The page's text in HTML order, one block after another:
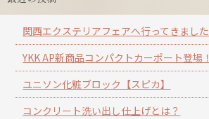
関西エクステリアフェアへ行ってきました
YKK AP新商品コンパクトカーポート登場！
ユニソン化粧ブロック【スピカ】
コンクリート洗い出し仕上げとは？